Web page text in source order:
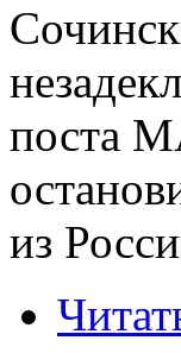
поста
из